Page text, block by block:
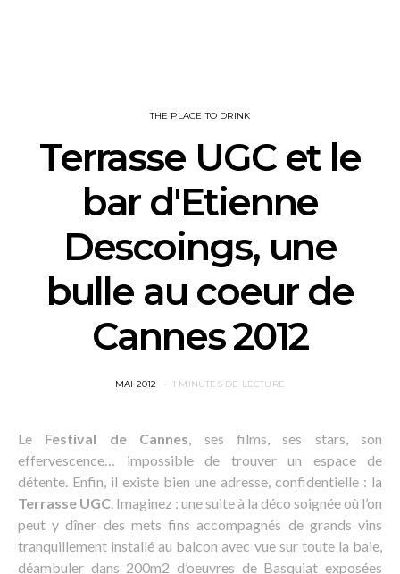
THE PLACE TO DRINK
Terrasse UGC et le
bar d'Etienne
Descoings, une
bulle au coeur de
Cannes 2012
POSTED
MAI 2012 1 MINUTES DE LECTURE
Le Festival de Cannes, ses films, ses stars, son
effervescence… impossible de trouver un espace de
détente. Enfin, il existe bien une adresse, confidentielle : la
Terrasse UGC. Imaginez : une suite à la déco soignée où l’on
peut y dîner des mets fins accompagnés de grands vins
tranquillement installé au balcon avec vue sur toute la baie,
déambuler dans 200m2 d’oeuvres de Basquiat exposées